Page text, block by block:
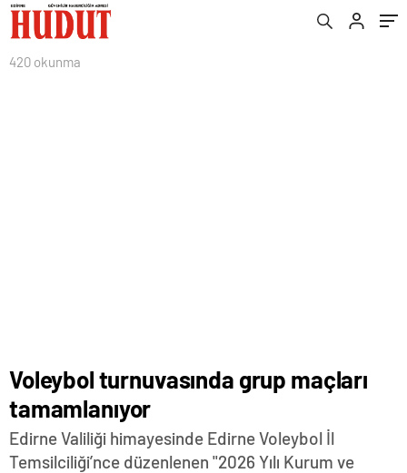
420 okunma
Voleybol turnuvasında grup maçları
tamamlanıyor
Edirne Valiliği himayesinde Edirne Voleybol İl
Temsilciliği’nce düzenlenen "2026 Yılı Kurum ve